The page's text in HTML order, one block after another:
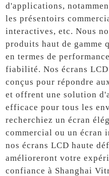
d'applications,
les présentoirs
interactives, etc. Nous
produits haut de gamme
en termes de
fiabilité. Nos écrans
conçus pour répondre
et offrent une solution
efficace pour tous les
recherchiez un écran
commercial ou un écran
nos écrans LCD haute
amélioreront votre
confiance à Shanghai